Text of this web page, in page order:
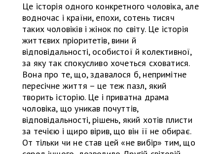
Це історія одного конкретного чоловіка, але
водночас і країни, епохи, сотень тисяч
таких чоловіків і жінок по світу. Це історія
життєвих пріоритетів, вини й
відповідальності, особистої й колективної,
за яку так спокусливо хочеться сховатися.
Вона про те, що, здавалося б, непримітне
пересічне життя – це теж пазл, який
творить історію. Це і приватна драма
чоловіка, що уникав почуттів,
відповідальності, рішень, який хотів плисти
за течією і щиро вірив, що він її не обирає.
От тільки чи не став цей «не вибір» тим, що